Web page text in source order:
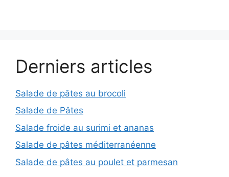
Derniers articles
Salade de pâtes au brocoli
Salade de Pâtes
Salade froide au surimi et ananas
Salade de pâtes méditerranéenne
Salade de pâtes au poulet et parmesan